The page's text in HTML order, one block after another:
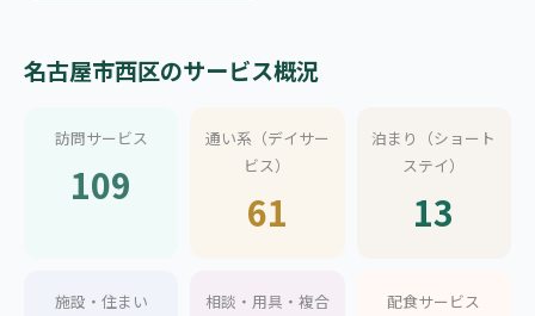
名古屋市西区のサービス概況
訪問サービス
109
通い系（デイサー
ビス）
61
泊まり（ショート
ステイ）
13
施設・住まい 相談・用具・複合 配食サービス